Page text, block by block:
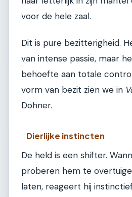
voor de hele zaal.
Dit is pure bezitterigheid.
van intense passie, maar
behoefte aan totale
vorm van bezit zien we in
Dohner.
Dierlijke instincten
De held is een shifter.
proberen hem te
laten, reageert hij